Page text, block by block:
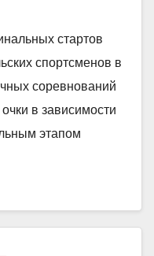
стартов
спортсменов в
соревнований
в зависимости
этапом